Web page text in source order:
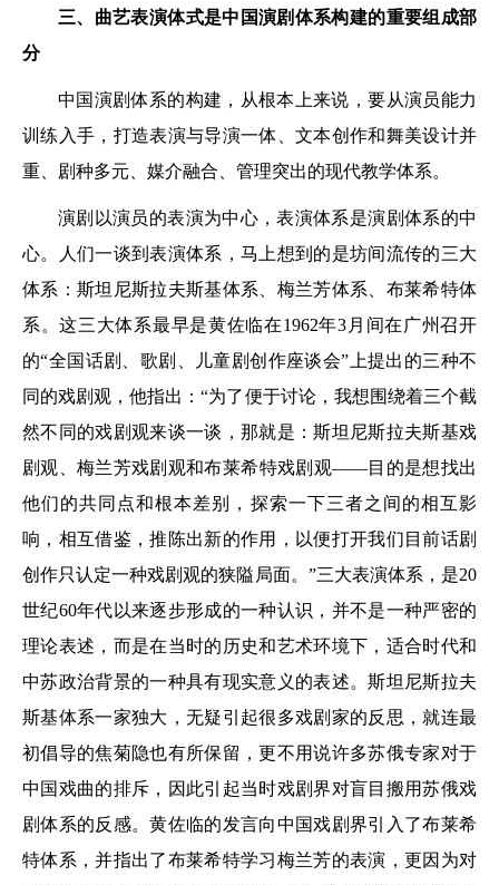
三、曲艺表演体式是中国演剧体系构建的重要组成部
分
中国演剧体系的构建，从根本上来说，要从演员能力
训练入手，打造表演与导演一体、文本创作和舞美设计并
重、剧种多元、媒介融合、管理突出的现代教学体系。
演剧以演员的表演为中心，表演体系是演剧体系的中
心。人们一谈到表演体系，马上想到的是坊间流传的三大
体系：斯坦尼斯拉夫斯基体系、梅兰芳体系、布莱希特体
系。这三大体系最早是黄佐临在1962年3月间在广州召开
的“全国话剧、歌剧、儿童剧创作座谈会”上提出的三种不
同的戏剧观，他指出：“为了便于讨论，我想围绕着三个截
然不同的戏剧观来谈一谈，那就是：斯坦尼斯拉夫斯基戏
剧观、梅兰芳戏剧观和布莱希特戏剧观——目的是想找出
他们的共同点和根本差别，探索一下三者之间的相互影
响，相互借鉴，推陈出新的作用，以便打开我们目前话剧
创作只认定一种戏剧观的狭隘局面。”三大表演体系，是20
世纪60年代以来逐步形成的一种认识，并不是一种严密的
理论表述，而是在当时的历史和艺术环境下，适合时代和
中苏政治背景的一种具有现实意义的表述。斯坦尼斯拉夫
斯基体系一家独大，无疑引起很多戏剧家的反思，就连最
初倡导的焦菊隐也有所保留，更不用说许多苏俄专家对于
中国戏曲的排斥，因此引起当时戏剧界对盲目搬用苏俄戏
剧体系的反感。黄佐临的发言向中国戏剧界引入了布莱希
特体系，并指出了布莱希特学习梅兰芳的表演，更因为对